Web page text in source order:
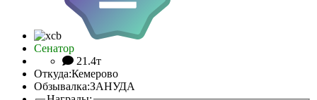
Сенатор
21.4т
Откуда:Кемерово
Обзывалка:ЗАНУДА